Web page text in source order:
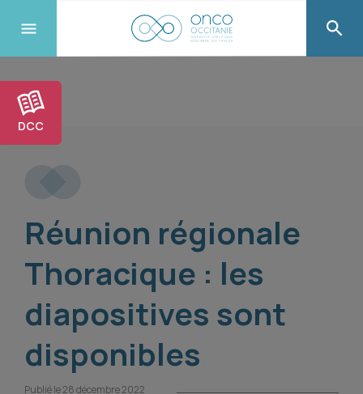
DCC
Réunion régionale
Thoracique : les
diapositives sont
disponibles
Publié le 28 décembre 2022